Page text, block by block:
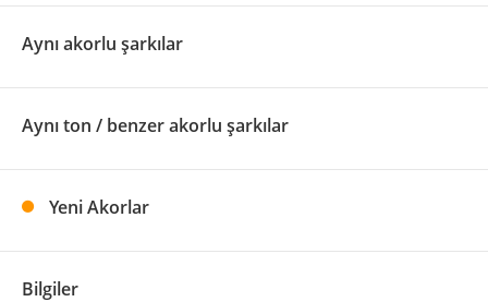
Aynı akorlu şarkılar
Aynı ton / benzer akorlu şarkılar
Yeni Akorlar
Bilgiler